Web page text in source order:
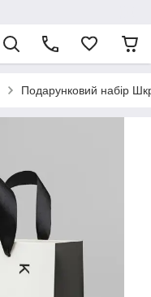
Подарунковий набір